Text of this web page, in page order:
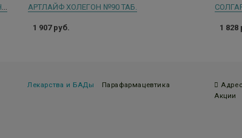
НАСЛЕДИЕ ПРИРОДЫ САБЕЛЬНИК БОЛОТНЫЙ 50Г. АРТЛАЙФ ХОЛЕГОН №90 ТАБ.
1 907 руб. 1 828
Лекарства и БАДы Парафармацевтика
Акции